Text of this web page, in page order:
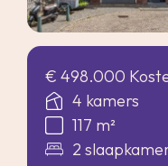
€ 498.000
4 kamers
117 m²
2